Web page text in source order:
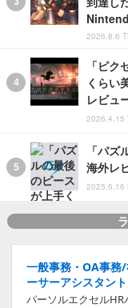
2026.8.6
「ピ
くらい
レビュ
2026.4.15
「パズ
海外レ
2025.6.16
一般事務・OA事務
ーサーアシスタント
パーソルエクセル